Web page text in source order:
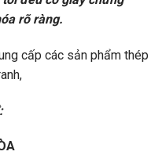
rõ ràng.
cấp các sản phẩm thép